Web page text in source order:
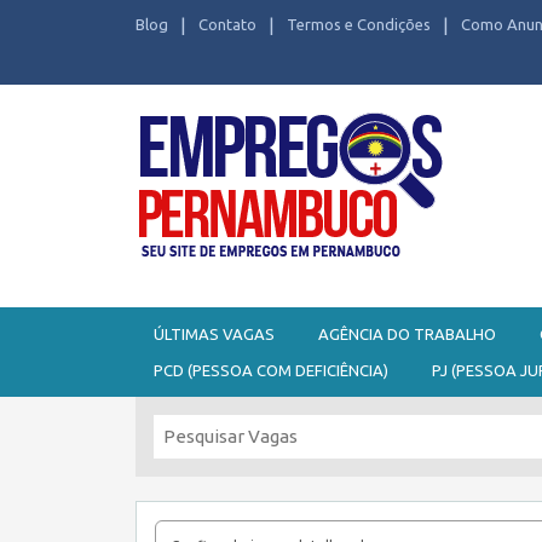
Blog Contato Termos e Condições Como
ÚLTIMAS VAGAS AGÊNCIA DO TRABALHO
PCD (PESSOA COM DEFICIÊNCIA) PJ (PESSOA